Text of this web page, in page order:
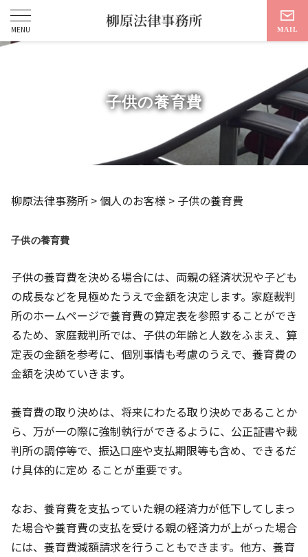
子供の養育費
柳原法律事務所 > 個人のお客様 > 子供の養育費
子供の養育費
子供の養育費を決める場合には、両親の経済状況や子ども
の成長などを見極めたうえで金額を決定します。家庭裁判
所のホームページで養育費の算定表を参照することができ
るため、家庭裁判所では、子供の年齢と人数をふまえ、算
定表の金額を参考に、個別事情も考慮のうえで、養育費の
金額を決めていきます。
養育費の取り決めは、将来にわたる取り決めであることか
ら、万が一の際に強制執行ができるように、公正証書や裁
判所の調停等で、振込口座や支払期限等も含め、できるだ
け具体的に定め ることが重要です。
なお、養育費を支払っていた親の経済力が低下してしまっ
た場合や養育費の支払を受ける親の経済力が上がった場合
には、養育費減額請求を行うこともできます。他方、養育